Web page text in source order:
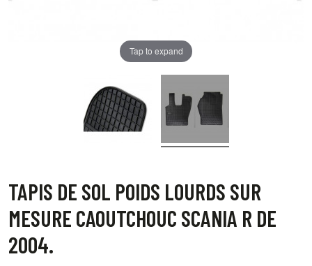
Tap to expand
TAPIS DE SOL POIDS LOURDS SUR
MESURE CAOUTCHOUC SCANIA R DE
2004.